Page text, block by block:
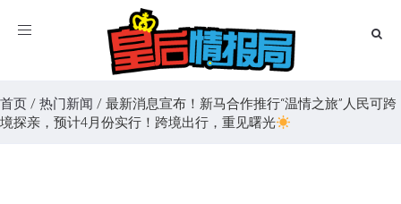
Toggle
首页 / 热门新闻 / 最新消息宣布！新马合作推行“温情之旅”人民可跨
境探亲，预计4月份实行！跨境出行，重见曙光